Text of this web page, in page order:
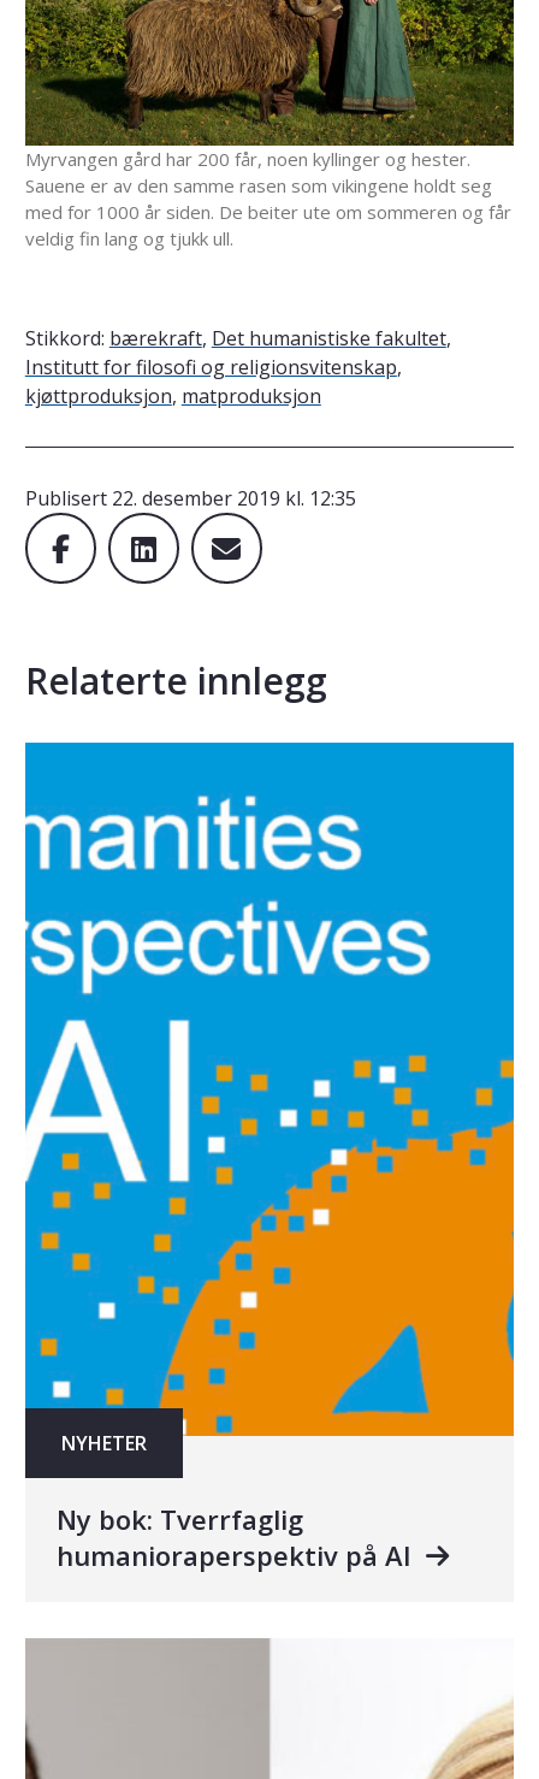
Myrvangen gård har 200 får, noen kyllinger og hester.
Sauene er av den samme rasen som vikingene holdt seg
med for 1000 år siden. De beiter ute om sommeren og får
veldig fin lang og tjukk ull.
Stikkord: bærekraft, Det humanistiske fakultet,
Institutt for filosofi og religionsvitenskap,
kjøttproduksjon, matproduksjon
Publisert 22. desember 2019 kl. 12:35
Relaterte innlegg
NYHETER
Ny bok: Tverrfaglig
humanioraperspektiv på AI